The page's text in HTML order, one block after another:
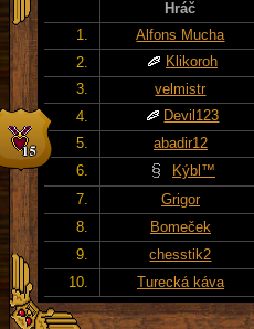
Hráč
1.
Alfons Mucha
2.
Klikoroh
3.
velmistr
4.
Devil123
5.
abadir12
6.
Kýbl™
7.
Grigor
8.
Bomeček
9.
chesstik2
10.
Turecká káva